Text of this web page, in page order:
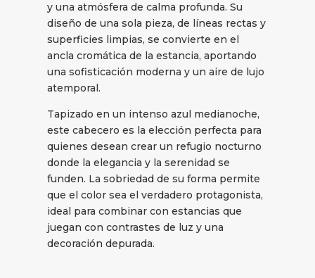
y una atmósfera de calma profunda. Su
diseño de una sola pieza, de líneas rectas y
superficies limpias, se convierte en el
ancla cromática de la estancia, aportando
una sofisticación moderna y un aire de lujo
atemporal.
Tapizado en un intenso azul medianoche,
este cabecero es la elección perfecta para
quienes desean crear un refugio nocturno
donde la elegancia y la serenidad se
funden. La sobriedad de su forma permite
que el color sea el verdadero protagonista,
ideal para combinar con estancias que
juegan con contrastes de luz y una
decoración depurada.